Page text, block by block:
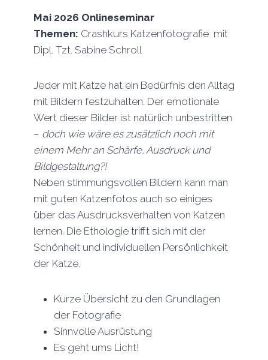
Mai 2026 Onlineseminar
Themen: Crashkurs Katzenfotografie mit
Dipl. Tzt. Sabine Schroll
Jeder mit Katze hat ein Bedürfnis den Alltag
mit Bildern festzuhalten. Der emotionale
Wert dieser Bilder ist natürlich unbestritten
– doch wie wäre es zusätzlich noch mit
einem Mehr an Schärfe, Ausdruck und
Bildgestaltung?!
Neben stimmungsvollen Bildern kann man
mit guten Katzenfotos auch so einiges
über das Ausdrucksverhalten von Katzen
lernen. Die Ethologie trifft sich mit der
Schönheit und individuellen Persönlichkeit
der Katze.
Kurze Übersicht zu den Grundlagen
der Fotografie
Sinnvolle Ausrüstung
Es geht ums Licht!